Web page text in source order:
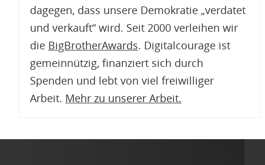
dagegen, dass unsere Demokratie „verdatet
und verkauft“ wird. Seit 2000 verleihen wir
die BigBrotherAwards. Digitalcourage ist
gemeinnützig, finanziert sich durch
Spenden und lebt von viel freiwilliger
Arbeit. Mehr zu unserer Arbeit.